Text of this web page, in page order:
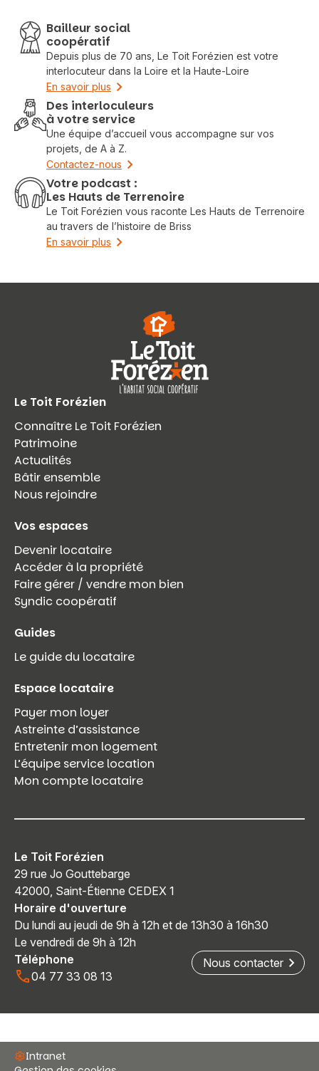
Bailleur social
coopératif
Depuis plus de 70 ans, Le Toit Forézien est votre
interlocuteur dans la Loire et la Haute-Loire
En savoir plus
Des interloculeurs
à votre service
Une équipe d’accueil vous accompagne sur vos
projets, de A à Z.
Contactez-nous
Votre podcast :
Les Hauts de Terrenoire
Le Toit Forézien vous raconte Les Hauts de Terrenoire
au travers de l’histoire de Briss
En savoir plus
Le Toit Forézien
Connaître Le Toit Forézien
Patrimoine
Actualités
Bâtir ensemble
Nous rejoindre
Vos espaces
Devenir locataire
Accéder à la propriété
Faire gérer / vendre mon bien
Syndic coopératif
Guides
Le guide du locataire
Espace locataire
Payer mon loyer
Astreinte d’assistance
Entretenir mon logement
L’équipe service location
Mon compte locataire
Le Toit Forézien
29 rue Jo Gouttebarge
42000, Saint-Étienne CEDEX 1
Horaire d'ouverture
Du lundi au jeudi de 9h à 12h et de 13h30 à 16h30
Le vendredi de 9h à 12h
Téléphone
04 77 33 08 13
Nous contacter
Intranet